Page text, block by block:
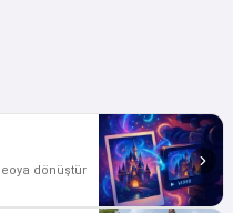
AI
İki kişinin
saniyelik
dönüştürün.
dönüştür